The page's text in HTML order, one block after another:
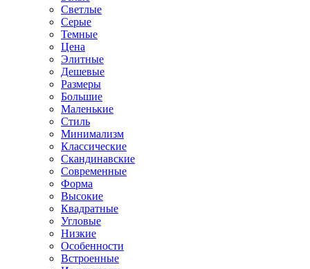
Светлые
Серые
Темные
Цена
Элитные
Дешевые
Размеры
Большие
Маленькие
Стиль
Минимализм
Классические
Скандинавские
Современные
Форма
Высокие
Квадратные
Угловые
Низкие
Особенности
Встроенные